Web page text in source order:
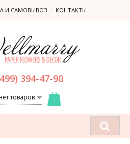
И САМОВЫВОЗ КОНТАКТЫ
394-47-90
товаров